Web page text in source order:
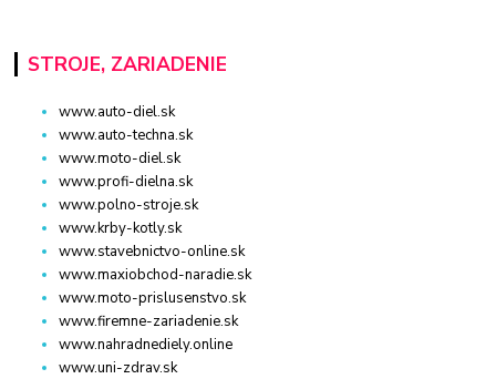
STROJE, ZARIADENIE
www.auto-diel.sk
www.auto-techna.sk
www.moto-diel.sk
www.profi-dielna.sk
www.polno-stroje.sk
www.krby-kotly.sk
www.stavebnictvo-online.sk
www.maxiobchod-naradie.sk
www.moto-prislusenstvo.sk
www.firemne-zariadenie.sk
www.nahradnediely.online
www.uni-zdrav.sk